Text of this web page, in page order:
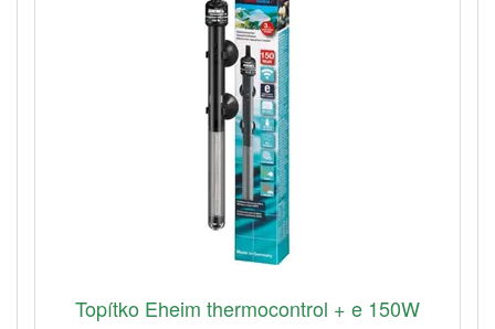
Topítko Eheim thermocontrol + e 150W